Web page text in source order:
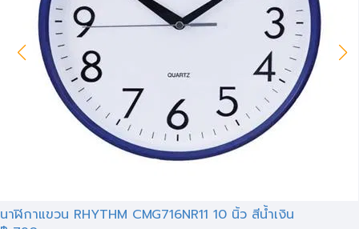
นาฬิกาแขวน RHYTHM CMG716NR11 10 นิ้ว สีน้ำเงิน